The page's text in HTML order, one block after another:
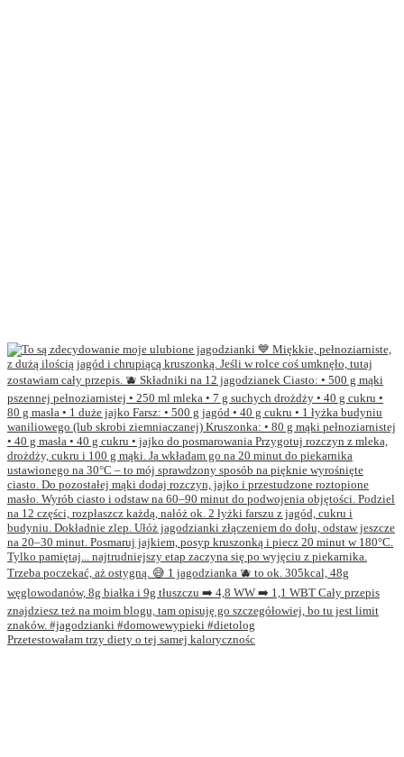
Przetestowałam trzy diety o tej samej kalorycznośc